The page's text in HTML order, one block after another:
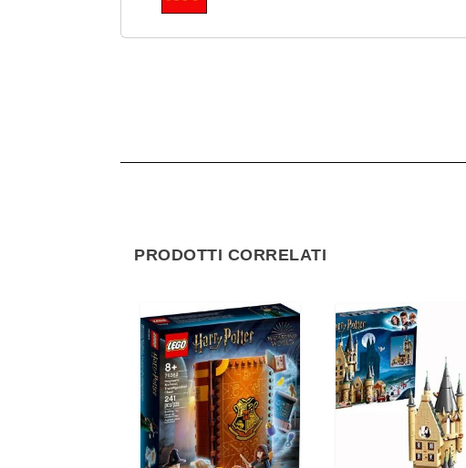
PRODOTTI CORRELATI